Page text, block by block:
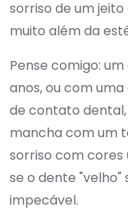
sorriso de um
muito além da
Pense comigo:
anos, ou com
de contato
mancha com um
sorriso com cores
se o dente "velho"
impecável.